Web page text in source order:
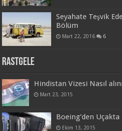
Seyahate Teşvik
Bölüm
Mart 22, 2016 6
Rastgele
Hindistan Vizesi Nasıl
Mart 23, 2015
Boeing’den Uçakta
Ekim 13, 2015